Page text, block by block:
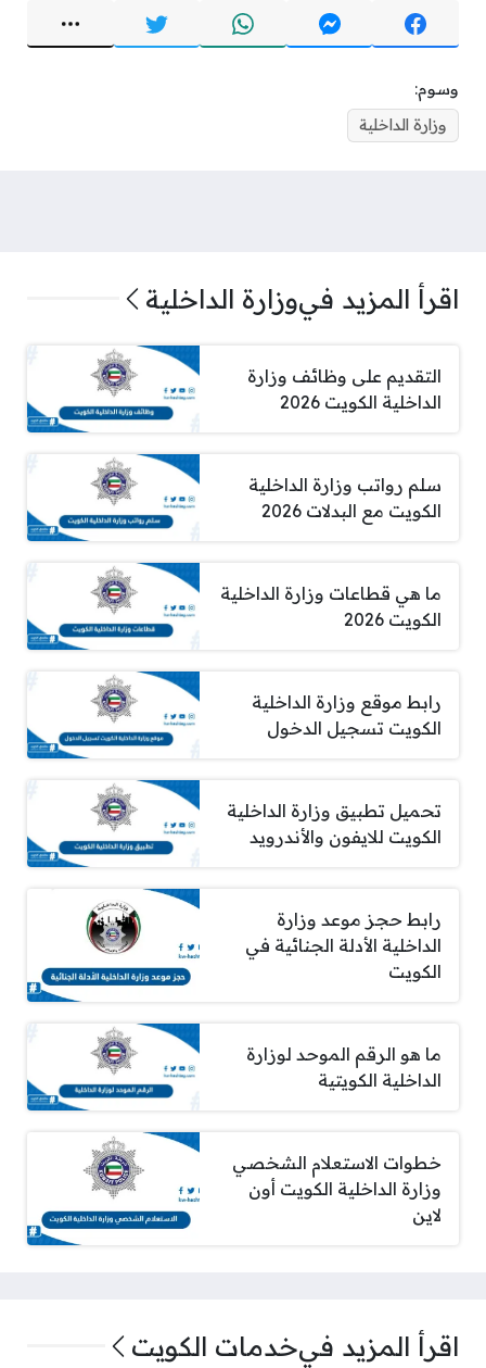
وسوم:
وزارة الداخلية
اقرأ المزيد فيوزارة الداخلية
التقديم على وظائف وزارة
الداخلية الكويت 2026
سلم رواتب وزارة الداخلية
الكويت مع البدلات 2026
ما هي قطاعات وزارة الداخلية
الكويت 2026
رابط موقع وزارة الداخلية
الكويت تسجيل الدخول
تحميل تطبيق وزارة الداخلية
الكويت للايفون والأندرويد
رابط حجز موعد وزارة
الداخلية الأدلة الجنائية في
الكويت
ما هو الرقم الموحد لوزارة
الداخلية الكويتية
خطوات الاستعلام الشخصي
وزارة الداخلية الكويت أون
لاين
اقرأ المزيد فيخدمات الكويت